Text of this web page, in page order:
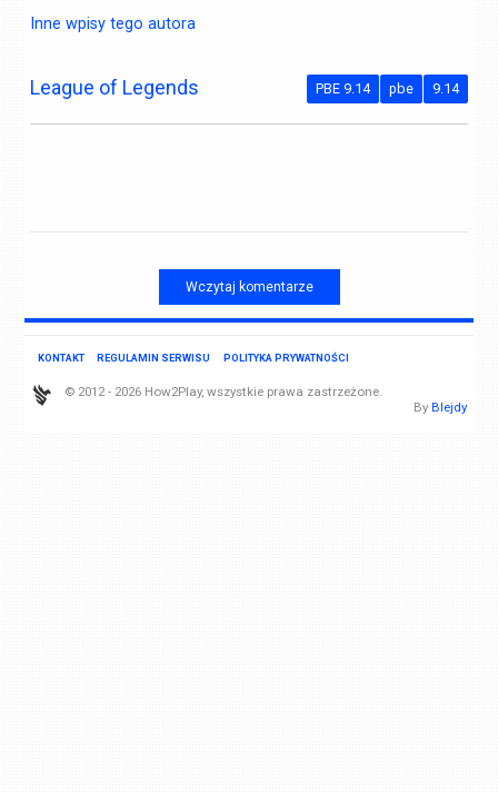
Inne wpisy tego autora
League of Legends 9.14
pbe
PBE 9.14
Wczytaj komentarze
KONTAKT REGULAMIN SERWISU POLITYKA PRYWATNOŚCI
© 2012 - 2026 How2Play, wszystkie prawa zastrzeżone.
By Blejdy